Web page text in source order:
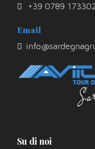
+39 0789
Email
Su di noi